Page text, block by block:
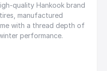
quality Hankook brand
tires, manufactured
with a thread depth of
performance.